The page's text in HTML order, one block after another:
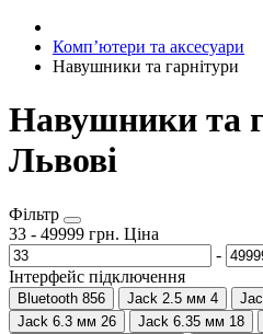
Компʼютери та аксесуари
Навушники та гарнітури
Навушники та
Львові
Фільтр
33 - 49999 грн. Ціна
-
Інтерфейс підключення
Bluetooth 856 Jack 2.5 мм 4
Jack 6.3 мм 26 Jack 6.35 мм 18